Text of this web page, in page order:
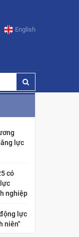
CÔNG
English
lực
có
nghiệp
lực
niên"